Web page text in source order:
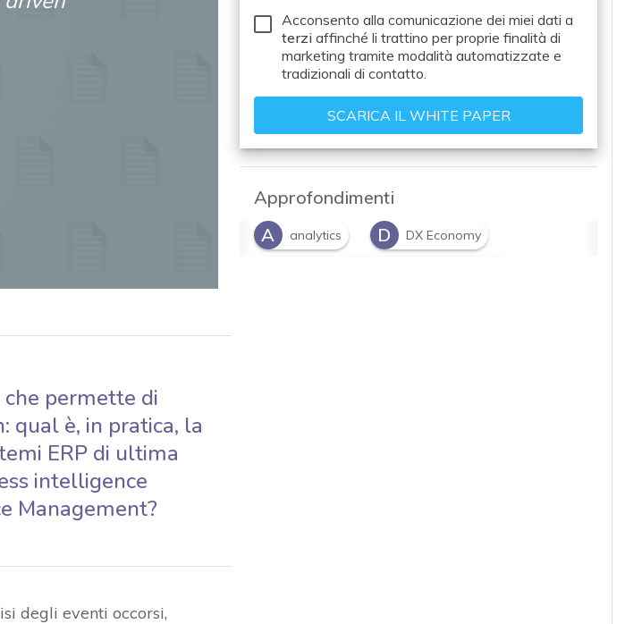
che permette di
qual è, in pratica, la
ERP di ultima
intelligence
Management?
degli eventi occorsi,
Acconsento alla comunicazione dei miei dati a
terzi affinché li trattino per proprie finalità di
marketing tramite modalità automatizzate e
tradizionali di contatto.
Approfondimenti
A
analytics D DX Economy